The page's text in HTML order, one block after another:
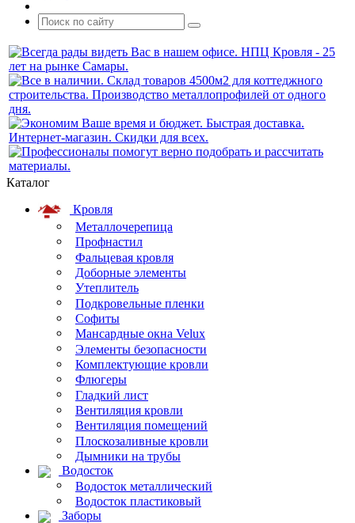
Каталог
Кровля
Металлочерепица
Профнастил
Фальцевая кровля
Доборные элементы
Утеплитель
Подкровельные пленки
Софиты
Мансардные окна Velux
Элементы безопасности
Комплектующие кровли
Флюгеры
Гладкий лист
Вентиляция кровли
Вентиляция помещений
Плоскозаливные кровли
Дымники на трубы
Водосток
Водосток металлический
Водосток пластиковый
Заборы